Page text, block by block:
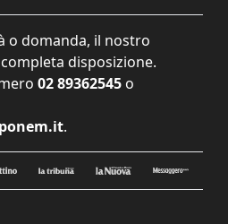
o domanda, il nostro
disposizione.
02 89362545 o
.